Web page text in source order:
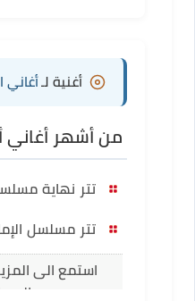
أغنية لـأغاني
من أشهر أغاني
تتر نهاية
تتر مسلسل
استمع الى